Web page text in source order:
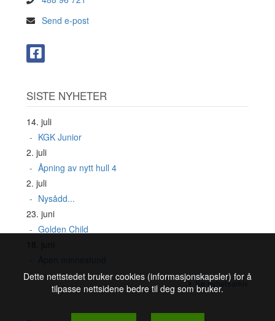
Send e-post
SISTE NYHETER
14. juli
KGK Junior
2. juli
Åpning av nytt hull 4
2. juli
Nysådd...
23. juni
Golden Child
Se nyhetsarkiv
Dette nettstedet bruker cookies (informasjonskapsler) for å
tilpasse nettsidene bedre til deg som bruker.